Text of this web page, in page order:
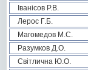
Іванісов Р.В.
Лерос Г.Б.
Магомедов М.С.
Разумков Д.О.
Світлична Ю.О.